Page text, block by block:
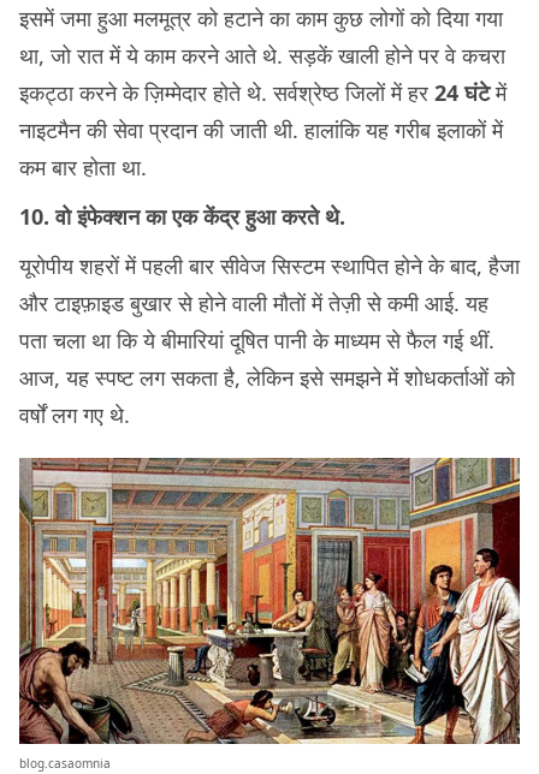
इसमें जमा हुआ मलमूत्र को हटाने का काम कुछ लोगों को दिया गया
था, जो रात में ये काम करने आते थे. सड़कें खाली होने पर वे कचरा
इकट्ठा करने के ज़िम्मेदार होते थे. सर्वश्रेष्ठ जिलों में हर 24 घंटेमें
नाइटमैन की सेवा प्रदान की जाती थी. हालांकि यह गरीब इलाकों में
कम बार होता था.
10. वो इंफेक्शन का एक केंद्र हुआ करते थे.
यूरोपीय शहरों में पहली बार सीवेज सिस्टम स्थापित होने के बाद, हैजा
और टाइफ़ाइड बुखार से होने वाली मौतों में तेज़ी से कमी आई. यह
पता चला था कि ये बीमारियां दूषित पानी के माध्यम से फैल गई थीं.
आज, यह स्पष्ट लग सकता है, लेकिन इसे समझने में शोधकर्ताओं को
वर्षों लग गए थे.
blog.casaomnia